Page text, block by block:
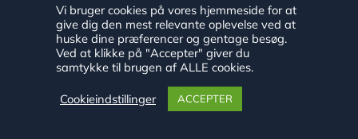
KONTAKT
Se alle vores medarbejdere
Telefon:+45 24 89 79 29
E-mail:arkiv@haderslev.dk
Find os på Instagram
Vi bruger cookies på vores hjemmeside for at
give dig den mest relevante oplevelse ved at
huske dine præferencer og gentage besøg.
Ved at klikke på "Accepter" giver du
samtykke til brugen af ALLE cookies.
Cookieindstillinger ACCEPTER